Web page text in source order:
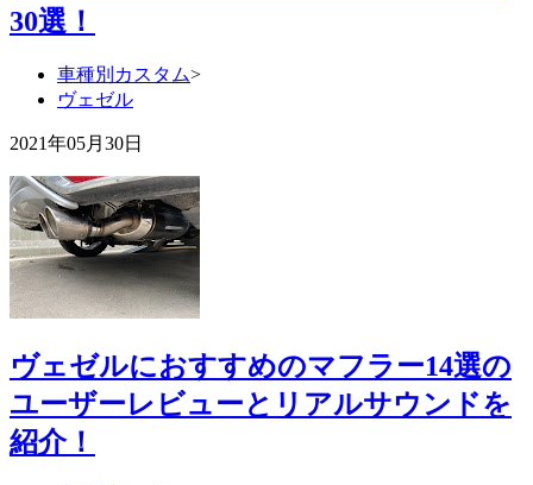
30選！
車種別カスタム>
ヴェゼル
2021年05月30日
ヴェゼルにおすすめのマフラー14選の
ユーザーレビューとリアルサウンドを
紹介！